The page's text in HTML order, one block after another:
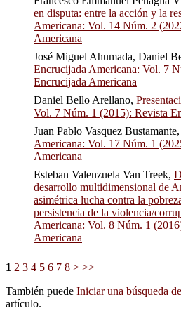
en disputa: entre la acción y la
Americana: Vol. 14 Núm. 2
Americana
José Miguel Ahumada, Daniel
Encrucijada Americana: Vol. 7
Encrucijada Americana
Daniel Bello Arellano,
Vol. 7 Núm. 1 (2015): Revista
Juan Pablo Vasquez Bustamante,
Americana: Vol. 17 Núm. 1
Americana
Esteban Valenzuela Van Treek,
desarrollo multidimensional de
asimétrica lucha contra la
persistencia de la violencia/
Americana: Vol. 8 Núm. 1
Americana
1 2 3 4 5 6 7 8 > >>
También puede Iniciar una búsqueda
artículo.